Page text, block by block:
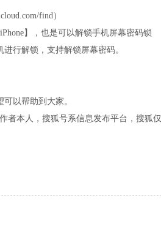
find）
】，也是可以解锁手机屏幕密码锁
行解锁，支持解锁屏幕密码。
以帮助到大家。
者本人，搜狐号系信息发布平台，搜狐仅